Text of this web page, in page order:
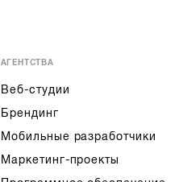
АГЕНТСТВА
Веб-студии
Брендинг
Мобильные разработчики
Маркетинг-проекты